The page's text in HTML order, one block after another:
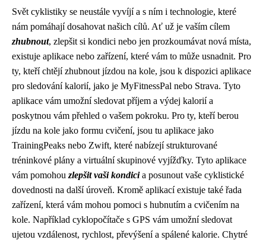
Svět cyklistiky se neustále vyvíjí a s ním i technologie, které
nám pomáhají dosahovat našich cílů. Ať už je vaším cílem
zhubnout, zlepšit si kondici nebo jen prozkoumávat nová místa,
existuje aplikace nebo zařízení, které vám to může usnadnit. Pro
ty, kteří chtějí zhubnout jízdou na kole, jsou k dispozici aplikace
pro sledování kalorií, jako je MyFitnessPal nebo Strava. Tyto
aplikace vám umožní sledovat příjem a výdej kalorií a
poskytnou vám přehled o vašem pokroku. Pro ty, kteří berou
jízdu na kole jako formu cvičení, jsou tu aplikace jako
TrainingPeaks nebo Zwift, které nabízejí strukturované
tréninkové plány a virtuální skupinové vyjížďky. Tyto aplikace
vám pomohou zlepšit vaši kondicia posunout vaše cyklistické
dovednosti na další úroveň. Kromě aplikací existuje také řada
zařízení, která vám mohou pomoci s hubnutím a cvičením na
kole. Například cyklopočítače s GPS vám umožní sledovat
ujetou vzdálenost, rychlost, převýšení a spálené kalorie. Chytré